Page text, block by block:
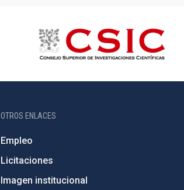
OTROS ENLACES
Empleo
Licitaciones
Imagen institucional